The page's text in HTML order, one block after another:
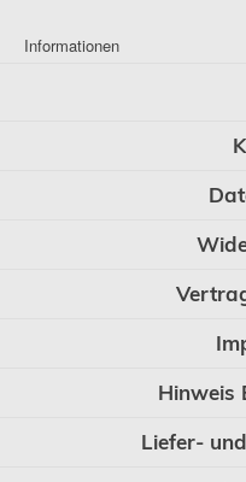
Informationen
Hinweis
Liefer-